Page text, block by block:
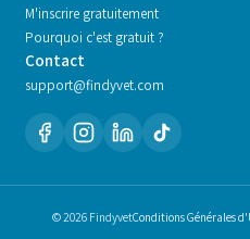
M'inscrire gratuitement
Pourquoi c'est gratuit ?
Contact
support@findyvet.com
© 2026 FindyvetConditions Générales